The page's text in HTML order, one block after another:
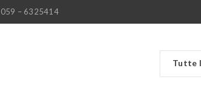
059 – 6325414
Tutte